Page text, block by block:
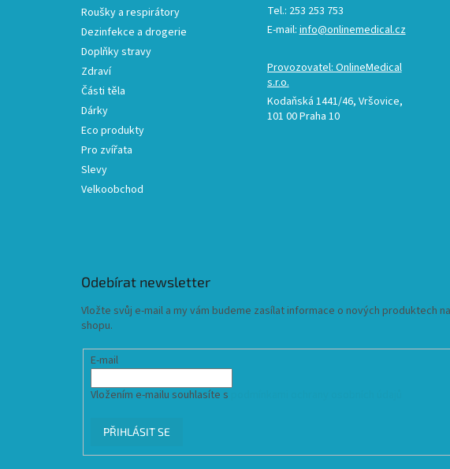
Roušky a respirátory
Dezinfekce a drogerie
Doplňky stravy
Zdraví
Části těla
Dárky
Eco produkty
Pro zvířata
Slevy
Velkoobchod
Tel.: 253 253 753
E-mail:info@onlinemedical.cz
Provozovatel: OnlineMedical
s.r.o.
Kodaňská 1441/46, Vršovice,
101 00 Praha 10
Odebírat newsletter
Vložte svůj e-mail a my vám budeme zasílat informace o nových produktech
shopu.
E-mail
Vložením e-mailu souhlasíte s
PŘIHLÁSIT SE